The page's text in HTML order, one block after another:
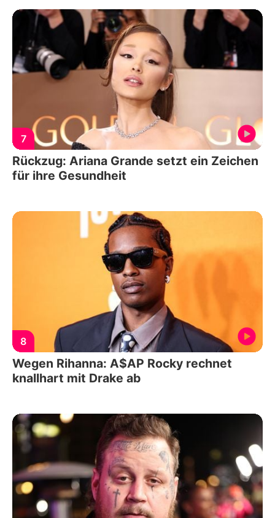
7
Rückzug: Ariana Grande setzt ein Zeichen
für ihre Gesundheit
8
Wegen Rihanna: A$AP Rocky rechnet
knallhart mit Drake ab